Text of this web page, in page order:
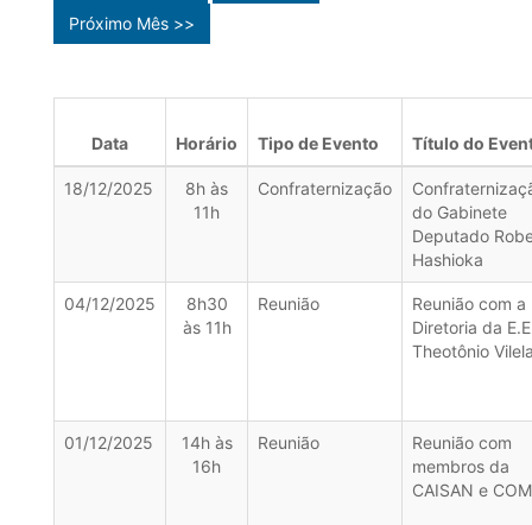
Próximo Mês >>
Data Horário Tipo de Evento Título do
18/12/2025
8h às
11h
Confraternização
do Gabinete
Deputado
Hashioka
04/12/2025
8h30
às 11h
Reunião
Reunião com a
Diretoria da E.E
Theotônio
01/12/2025
14h às
16h
Reunião
Reunião com
membros da
CAISAN e